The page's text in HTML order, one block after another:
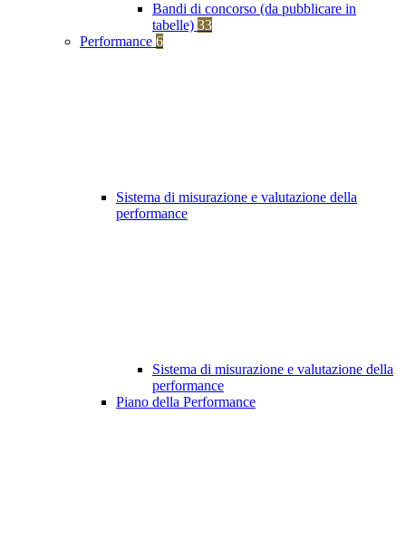
Bandi di concorso (da pubblicare in
tabelle) 33
Performance 6
Sistema di misurazione e valutazione della
performance
Sistema di misurazione e valutazione della
performance
Piano della Performance